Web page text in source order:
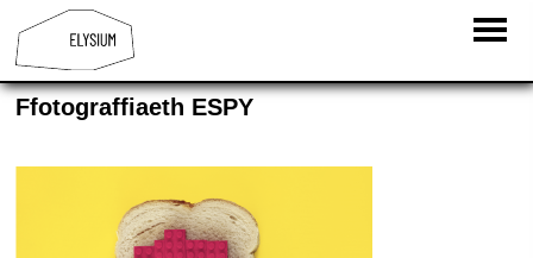
Ffotograffiaeth ESPY